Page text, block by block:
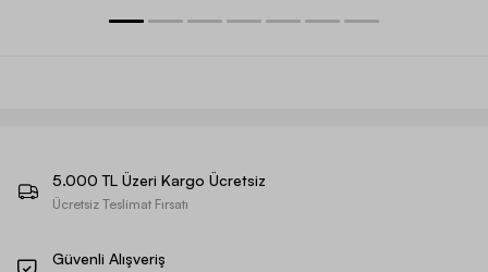
5.000 TL Üzeri Kargo Ücretsiz
Ücretsiz Teslimat Fırsatı
Güvenli Alışveriş